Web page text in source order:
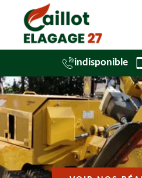
indisponible